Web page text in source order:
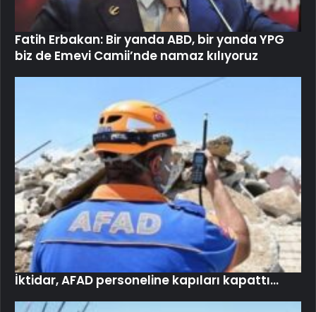
Fatih Erbakan: Bir yanda ABD, bir yanda YPG
biz de Emevi Camii’nde namaz kılıyoruz
İktidar, AFAD personeline kapıları kapattı…